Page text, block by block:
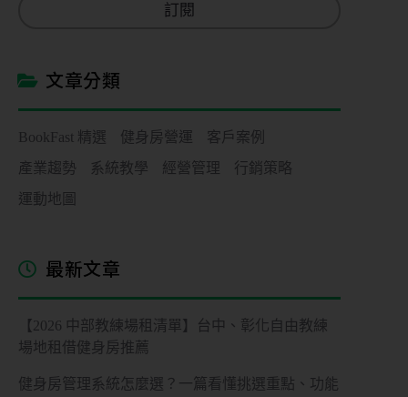
訂閱
文章分類
BookFast 精選 健身房營運
客戶案例
產業趨勢
系統教學 經營管理
行銷策略
運動地圖
最新文章
【2026 中部教練場租清單】台中、彰化自由教練
場地租借健身房推薦
健身房管理系統怎麼選？一篇看懂挑選重點、功能